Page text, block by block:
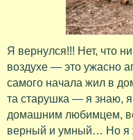
Я вернулся!!! Нет, что
воздухе — это ужасно
самого начала жил в
та старушка — я знаю,
домашним любимцем,
верный и умный… Но я